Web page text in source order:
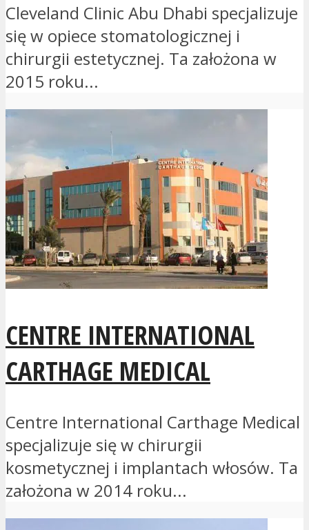
Cleveland Clinic Abu Dhabi specjalizuje
się w opiece stomatologicznej i
chirurgii estetycznej. Ta założona w
2015 roku...
CENTRE INTERNATIONAL
CARTHAGE MEDICAL
Centre International Carthage Medical
specjalizuje się w chirurgii
kosmetycznej i implantach włosów. Ta
założona w 2014 roku...